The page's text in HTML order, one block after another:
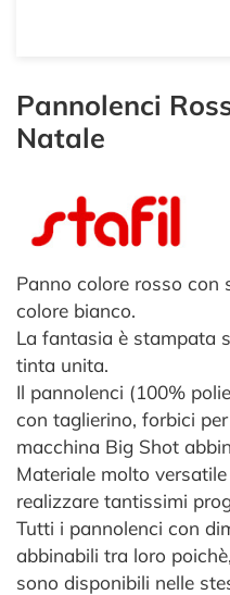
Pannolenci
Natale
Panno colore rosso con
colore bianco.
La fantasia è stampata
tinta unita.
Il pannolenci (100%
con taglierino, forbici
macchina Big Shot
Materiale molto
realizzare tantissimi
Tutti i pannolenci con
abbinabili tra loro
sono disponibili nelle